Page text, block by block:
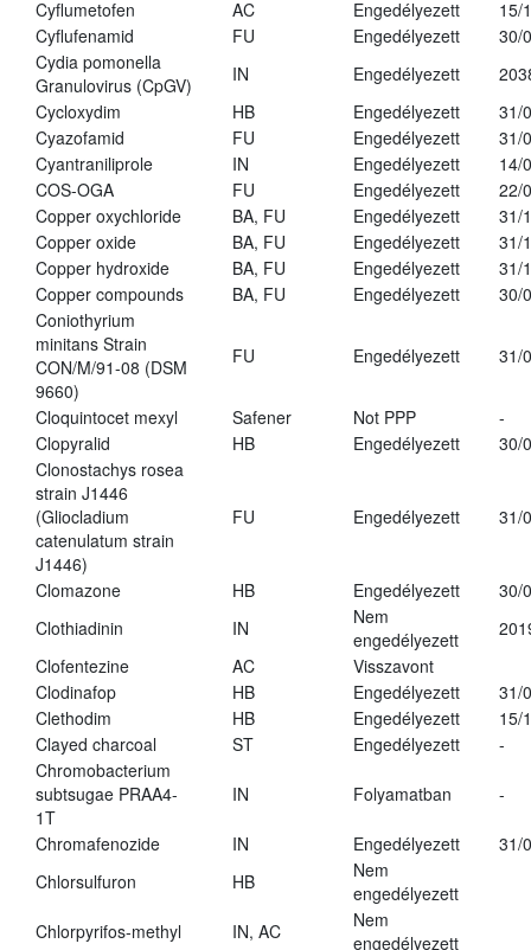
Cyflumetofen
AC Engedélyezett
15/
Cyflufenamid
FU Engedélyezett
30/
Cydia pomonella
Granulovirus (CpGV)
IN Engedélyezett
Cycloxydim
HB Engedélyezett
31/
Cyazofamid
FU Engedélyezett
31/
Cyantraniliprole
IN Engedélyezett
14/
COS-OGA
FU Engedélyezett
22/
Copper oxychloride
BA, FU Engedélyezett
31/
Copper oxide
BA, FU Engedélyezett
31/
Copper hydroxide
BA, FU Engedélyezett
31/
Copper compounds
BA, FU Engedélyezett
30/
Coniothyrium
minitans Strain
CON/M/91-08 (DSM
9660)
FU Engedélyezett 31/
Cloquintocet mexyl Safener Not PPP
-
Clopyralid
HB Engedélyezett
30/
Clonostachys rosea
strain J1446
(Gliocladium
catenulatum strain
J1446)
FU Engedélyezett 31/
Clomazone HB Engedélyezett
30/
Clothiadinin
IN
Nem
engedélyezett
Clofentezine
AC
Visszavont
Clodinafop
HB Engedélyezett
31/
Clethodim
HB Engedélyezett
15/
Clayed charcoal
ST Engedélyezett
-
Chromobacterium
subtsugae PRAA4-
1T
IN Folyamatban -
Chromafenozide IN Engedélyezett
31/
Chlorsulfuron
HB
Nem
engedélyezett
Chlorpyrifos-methyl
IN, AC
Nem
engedélyezett